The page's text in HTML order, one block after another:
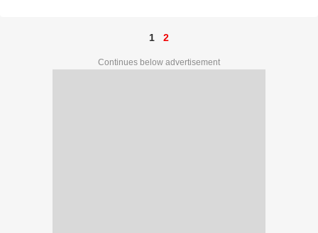
1 2
Continues below advertisement